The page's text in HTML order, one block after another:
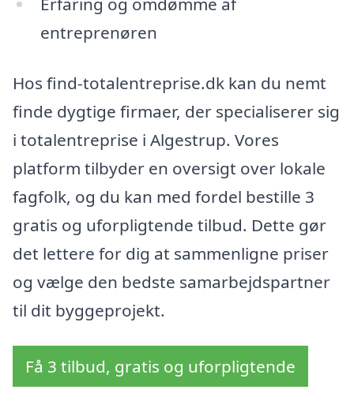
entreprenøren
Hos find-totalentreprise.dk kan du nemt
finde dygtige firmaer, der specialiserer sig
i totalentreprise i Algestrup. Vores
platform tilbyder en oversigt over lokale
fagfolk, og du kan med fordel bestille 3
gratis og uforpligtende tilbud. Dette gør
det lettere for dig at sammenligne priser
og vælge den bedste samarbejdspartner
til dit byggeprojekt.
Få 3 tilbud, gratis og uforpligtende